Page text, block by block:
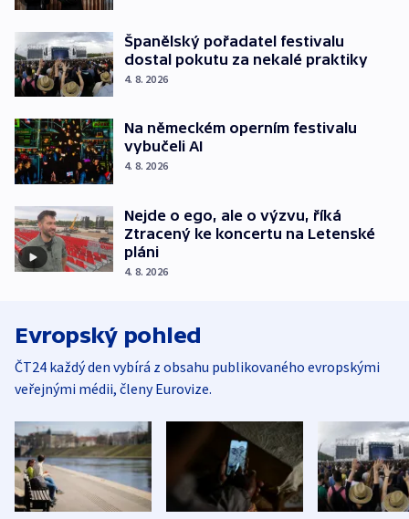
Španělský pořadatel festivalu
dostal pokutu za nekalé praktiky
4. 8. 2026
Na německém operním festivalu
vybučeli AI
4. 8. 2026
Nejde o ego, ale o výzvu, říká
Ztracený ke koncertu na Letenské
pláni
4. 8. 2026
Evropský pohled
ČT24 každý den vybírá z obsahu publikovaného evropskými
veřejnými médii, členy Eurovize.